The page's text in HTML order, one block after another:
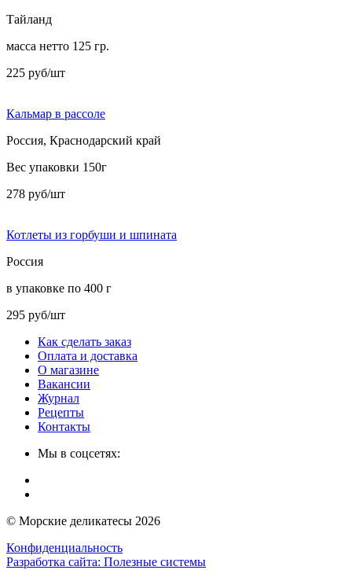
Тайланд
масса нетто 125 гр.
225 руб/шт
Кальмар в рассоле
Россия, Краснодарский край
Вес упаковки 150г
278 руб/шт
Котлеты из горбуши и шпината
Россия
в упаковке по 400 г
295 руб/шт
Как сделать заказ
Оплата и доставка
О магазине
Вакансии
Журнал
Рецепты
Контакты
Мы в соцсетях:
© Морские деликатесы 2026
Конфиденциальность
Разработка сайта: Полезные системы